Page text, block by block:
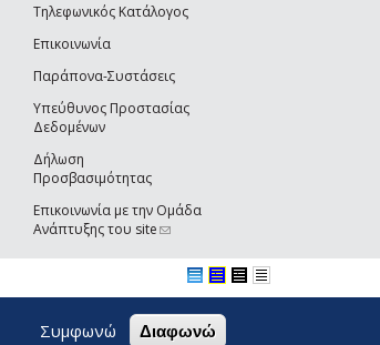
Τηλεφωνικός Κατάλογος
Επικοινωνία
Παράπονα-Συστάσεις
Υπεύθυνος Προστασίας
Δεδομένων
Δήλωση
Προσβασιμότητας
Επικοινωνία με την Ομάδα
Ανάπτυξης του site(link sends e-mail)
Συμφωνώ Διαφωνώ